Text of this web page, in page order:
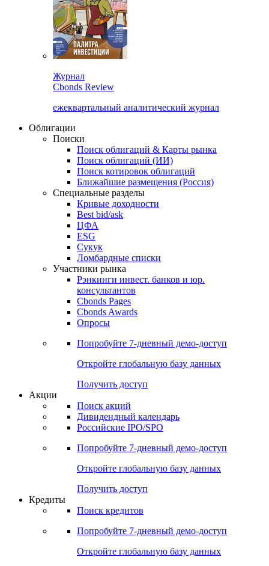
Журнал
Cbonds Review
ежеквартальный аналитический журнал
Облигации
Поиски
Поиск облигаций & Карты рынка
Поиск облигаций (ИИ)
Поиск котировок облигаций
Ближайшие размещения (Россия)
Специальные разделы
Кривые доходности
Best bid/ask
ЦФА
ESG
Сукук
Ломбардные списки
Участники рынка
Рэнкинги инвест. банков и юр.
консультантов
Cbonds Pages
Cbonds Awards
Опросы
Попробуйте 7-дневный демо-доступ
Откройте глобальную базу данных
Получить доступ
Акции
Поиск акций
Дивидендный календарь
Российские IPO/SPO
Попробуйте 7-дневный демо-доступ
Откройте глобальную базу данных
Получить доступ
Кредиты
Поиск кредитов
Попробуйте 7-дневный демо-доступ
Откройте глобальную базу данных